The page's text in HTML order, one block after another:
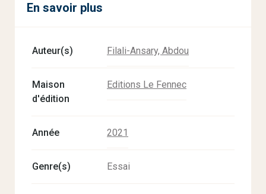
En savoir plus
Auteur(s) Filali-Ansary, Abdou
Maison
d'édition
Editions Le Fennec
Année 2021
Genre(s) Essai